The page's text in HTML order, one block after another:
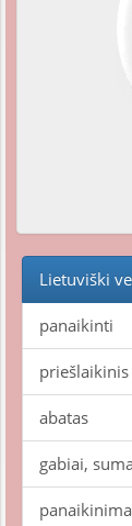
Lietuviški
panaikinti
priešlaikinis
abatas
gabiai,